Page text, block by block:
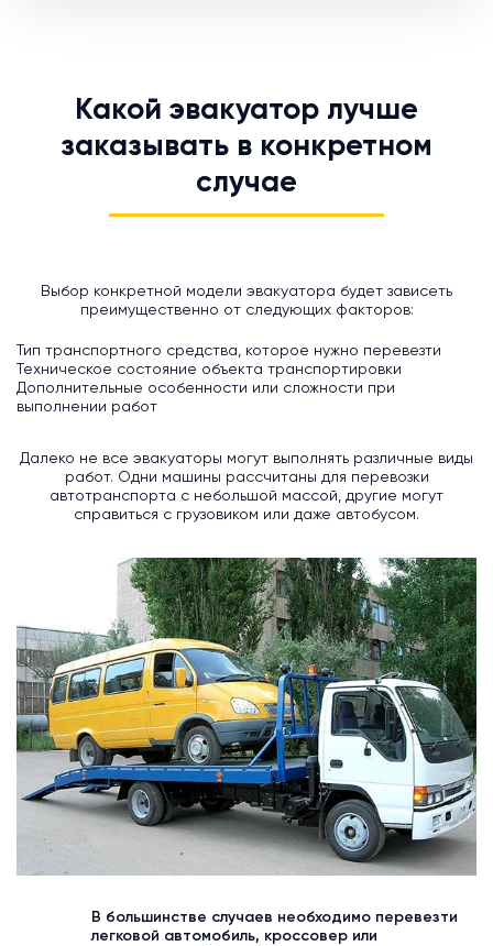
Какой эвакуатор лучше
заказывать в конкретном
случае
Выбор конкретной модели эвакуатора будет зависеть
преимущественно от следующих факторов:
Тип транспортного средства, которое нужно перевезти
Техническое состояние объекта транспортировки
Дополнительные особенности или сложности при
выполнении работ
Далеко не все эвакуаторы могут выполнять различные виды
работ. Одни машины рассчитаны для перевозки
автотранспорта с небольшой массой, другие могут
справиться с грузовиком или даже автобусом.
В большинстве случаев необходимо перевезти
легковой автомобиль, кроссовер или